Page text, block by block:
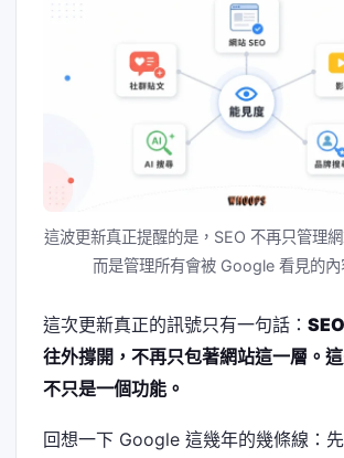
這波更新真正提醒的是，SEO 不再只管理
而是管理所有會被 Google 看見的內
這次更新真正的訊號只有一句話：
往外撐開，不再只包著網站這一層。
不只是一個功能。
回想一下 Google 這幾年的幾條線：